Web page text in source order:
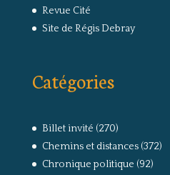
Revue Cité
Site de Régis Debray
Catégories
Billet invité (270)
Chemins et distances(372)
Chronique politique (92)